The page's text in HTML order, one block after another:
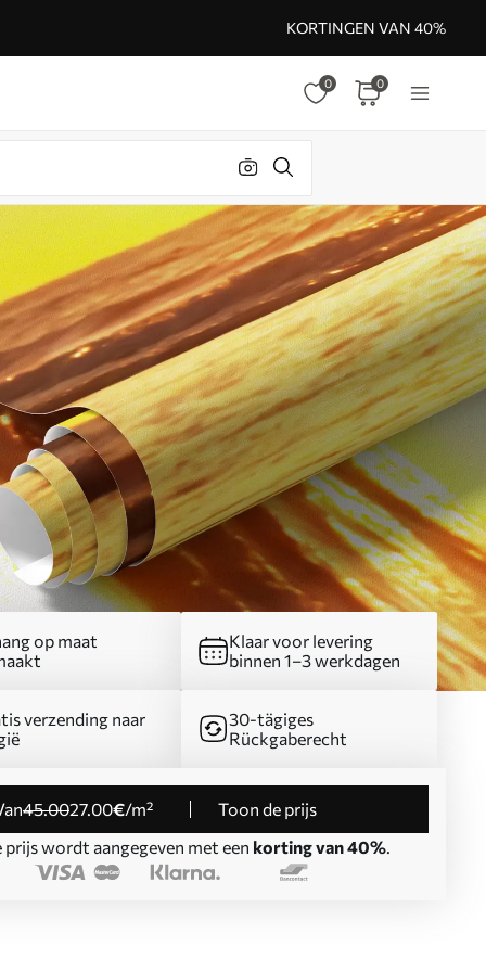
KORTINGEN VAN 40%
0 0
op maat
Klaar voor levering
binnen 1–3 werkdagen
verzending naar
30-tägiges
Rückgaberecht
Van45.0027.00€/m²
Toon de prijs
prijs wordt aangegeven met een korting van 40%.